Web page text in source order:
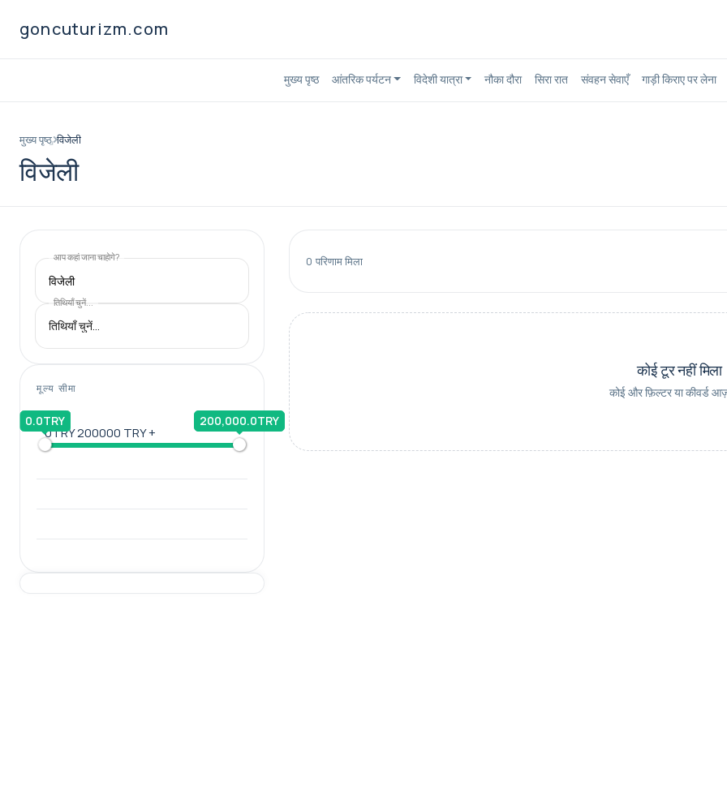
goncuturizm.com
मुख्य पृष्ठ आंतरिक पर्यटन विदेशी यात्रा नौका दौरा सिरा रात संवहन सेवाएँ गाड़ी किराए पर लेना
मुख्य पृष्ठ विजेली
विजेली
आप कहां जाना चाहाेगे?
विजेली
तिथियाँ चुनें...
मूल्य सीमा
0TRY200000 TRY +
0.0TRY 200,000.0TRY
0 परिणाम मिला
कोई टूर नहीं मिला
कोई और फ़िल्टर या कीवर्ड